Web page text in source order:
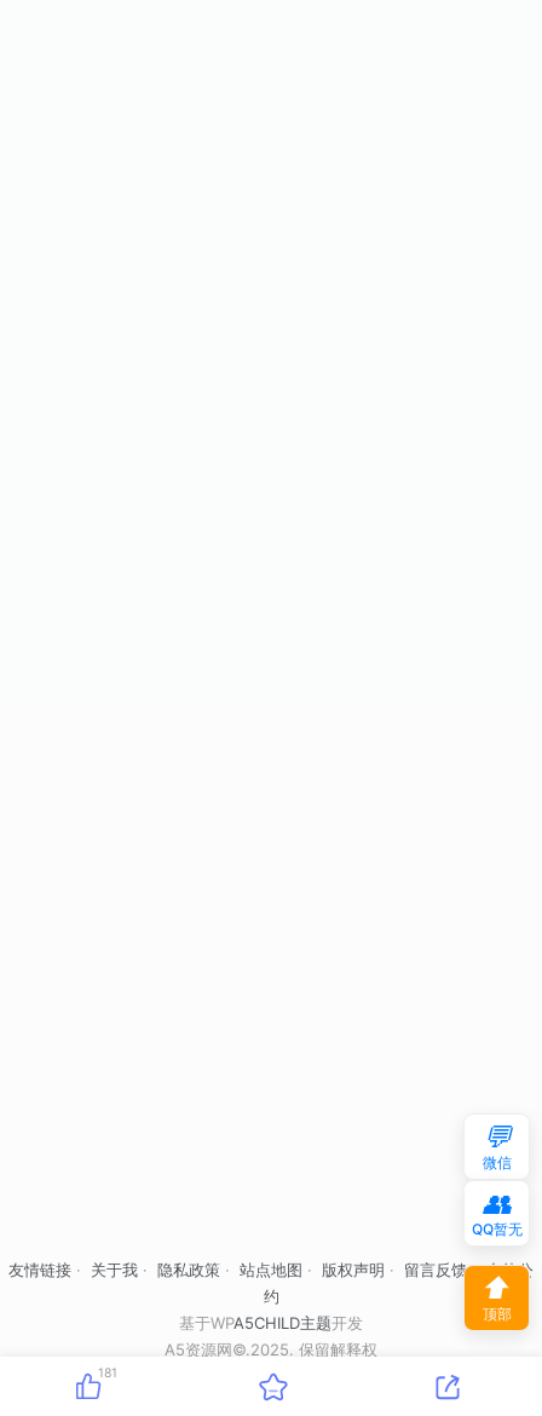
友情链接 · 关于我 · 隐私政策 · 站点地图 · 版权声明 · 留言反馈·自律公
约
基于WPA5CHILD主题开发
A5资源网©.2025. 保留解释权
181
💬
微信
👥
QQ暂无
⬆
顶部